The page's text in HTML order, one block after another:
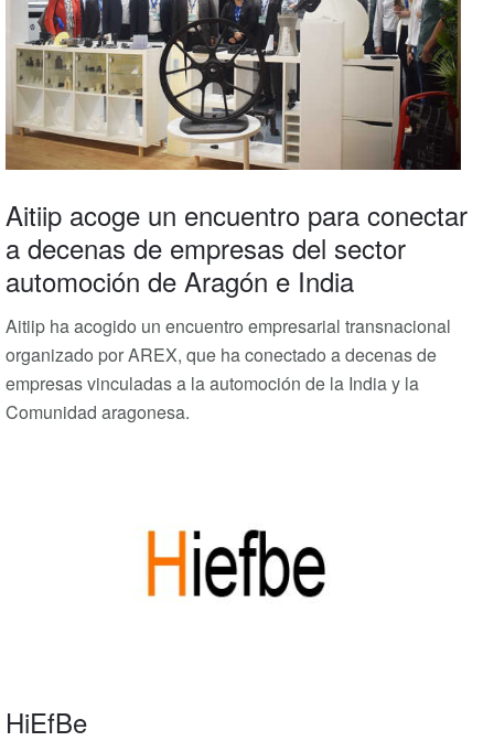
Aitiip acoge un encuentro para conectar
a decenas de empresas del sector
automoción de Aragón e India
Aitiip ha acogido un encuentro empresarial transnacional
organizado por AREX, que ha conectado a decenas de
empresas vinculadas a la automoción de la India y la
Comunidad aragonesa.
HiEfBe